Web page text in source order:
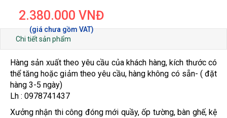
2.380.000 VNĐ
Chi tiết sản phẩm
Hàng sản xuất theo yêu cầu của khách hàng, kích thước có
thể tăng hoặc giảm theo yêu cầu, hàng không có sẵn- ( đặt
hàng 3-5 ngày)
Lh : 0978741437
Xưởng nhận thi công đóng mới quầy, ốp tường, bàn ghế, kệ